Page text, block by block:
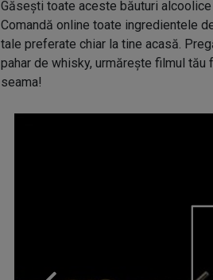
Găsești toate aceste băuturi
Comandă online toate ingredientele
tale preferate chiar la tine acasă.
pahar de whisky, urmărește filmul
seama!